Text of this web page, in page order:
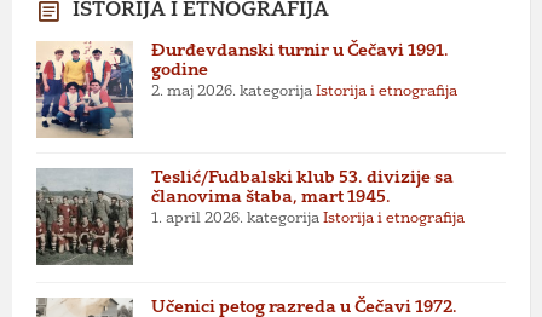
ISTORIJA I ETNOGRAFIJA
Đurđevdanski turnir u Čečavi 1991.
godine
2. maj 2026. kategorija Istorija i etnografija
Teslić/Fudbalski klub 53. divizije sa
članovima štaba, mart 1945.
1. april 2026. kategorija Istorija i etnografija
Učenici petog razreda u Čečavi 1972.